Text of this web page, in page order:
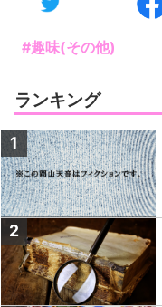
#趣味(その他)
ランキング
1
2